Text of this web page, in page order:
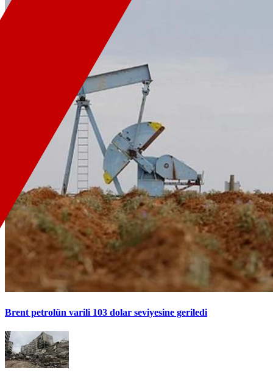
Brent petrolün varili 103 dolar seviyesine geriledi